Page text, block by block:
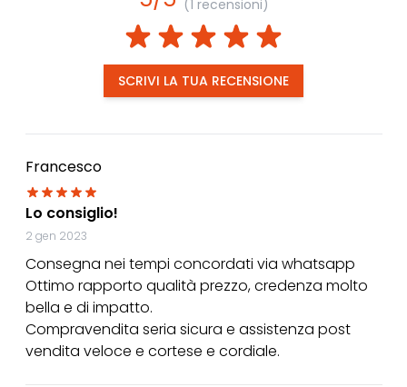
(1 recensioni)
SCRIVI LA TUA RECENSIONE
Francesco
Lo consiglio!
2 gen 2023
Consegna nei tempi concordati via whatsapp
Ottimo rapporto qualità prezzo, credenza molto
bella e di impatto.
Compravendita seria sicura e assistenza post
vendita veloce e cortese e cordiale.